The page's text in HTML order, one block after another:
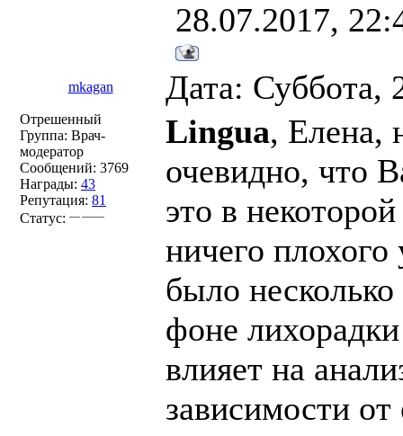
28.07.2017,
mkagan Дата: Суббота,
Отрешенный
Группа: Врач-
модератор
Сообщений: 3769
Награды: 43
Репутация: 81
Статус:
Lingua, Елена,
очевидно, что
это в
ничего
было
фоне
влияет на
зависимости